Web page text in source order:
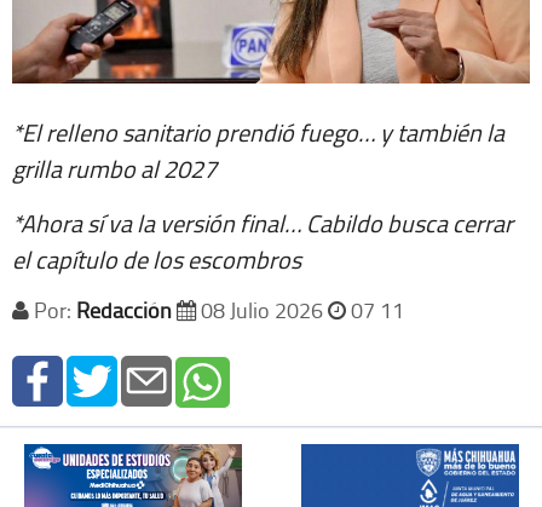
*El relleno sanitario prendió fuego… y también la
grilla rumbo al 2027
*Ahora sí va la versión final… Cabildo busca cerrar
el capítulo de los escombros
Por: Redacción 08 Julio 2026 07 11